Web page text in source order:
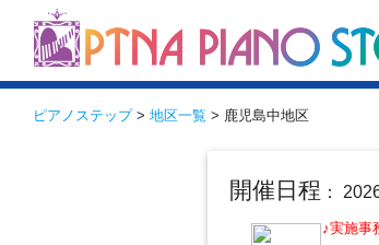
ピアノステップ> 地区一覧 > 鹿児島中地区
開催日程 ：
♪実施事